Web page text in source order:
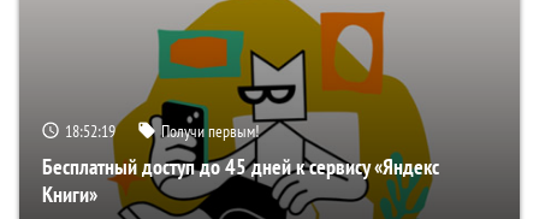
18:52:18 Получи первым!
Бесплатный доступ до 45 дней к сервису «Яндекс
Книги»